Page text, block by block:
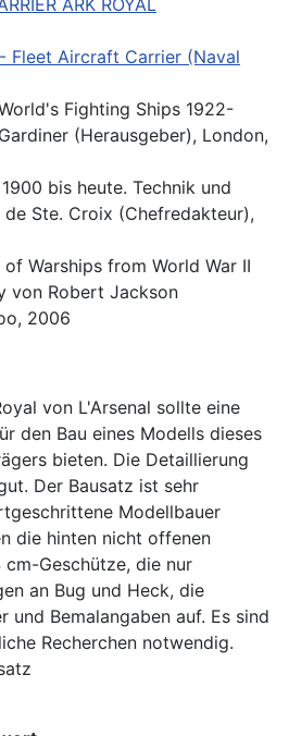
ARK ROYAL
- Fleet Aircraft Carrier (Naval
Fighting Ships 1922-
(Herausgeber), London,
bis heute. Technik und
Ste. Croix (Chefredakteur),
Warships from World War II
von Robert Jackson
2006
von L'Arsenal sollte eine
den Bau eines Modells dieses
bieten. Die Detaillierung
Der Bausatz ist sehr
Modellbauer
die hinten nicht offenen
cm-Geschütze, die nur
an Bug und Heck, die
und Bemalangaben auf. Es sind
Recherchen notwendig.